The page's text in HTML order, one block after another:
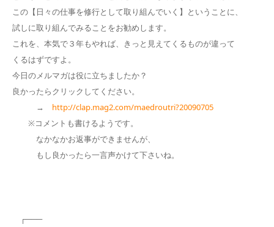
この【日々の仕事を修行として取り組んでいく】ということに、
試しに取り組んでみることをお勧めします。
これを、本気で３年もやれば、きっと見えてくるものが違って
くるはずですよ。
今日のメルマガは役に立ちましたか？
良かったらクリックしてください。
→ http://clap.mag2.com/maedroutri?20090705
※コメントも書けるようです。
なかなかお返事ができませんが、
もし良かったら一言声かけて下さいね。
┌───